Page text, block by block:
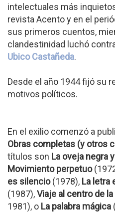
intelectuales más
revista Acento y en el
sus primeros cuentos,
clandestinidad luchó
Ubico Castañeda.
Desde el año 1944 fijó su
motivos políticos.
En el exilio comenzó a
Obras completas (y otros
títulos son La oveja negra
Movimiento perpetuo
es silencio(1978), La letra
(1987),Viaje al centro de
1981), o La palabra mágica